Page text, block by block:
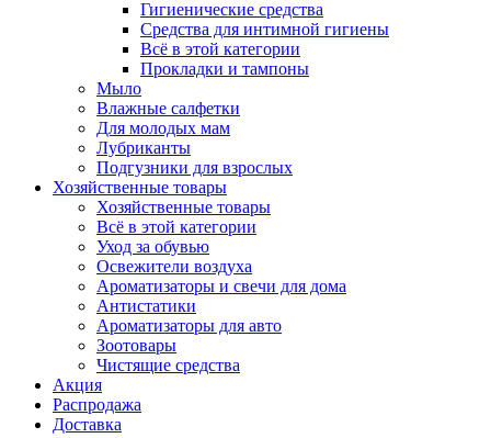
Гигиенические средства
Средства для интимной гигиены
Всё в этой категории
Прокладки и тампоны
Мыло
Влажные салфетки
Для молодых мам
Лубриканты
Подгузники для взрослых
Хозяйственные товары
Хозяйственные товары
Всё в этой категории
Уход за обувью
Освежители воздуха
Ароматизаторы и свечи для дома
Антистатики
Ароматизаторы для авто
Зоотовары
Чистящие средства
Акция
Распродажа
Доставка